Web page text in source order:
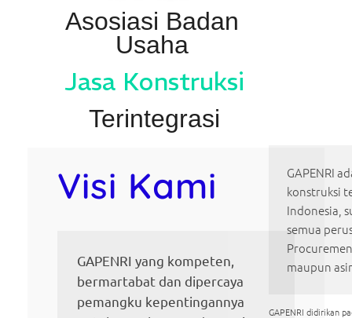
Asosiasi Badan
Usaha
Jasa Konstruksi
Terintegrasi
GAPENRI
konstruksi
Indonesia,
semua
maupun
GAPENRI didirikan
Visi Kami
GAPENRI yang kompeten,
bermartabat dan dipercaya
pemangku kepentingannya